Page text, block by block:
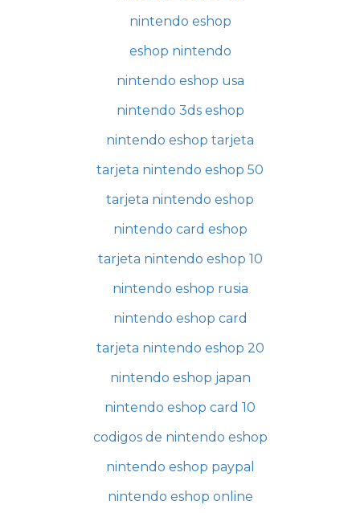
nintendo eshop
eshop nintendo
nintendo eshop usa
nintendo 3ds eshop
nintendo eshop tarjeta
tarjeta nintendo eshop 50
tarjeta nintendo eshop
nintendo card eshop
tarjeta nintendo eshop 10
nintendo eshop rusia
nintendo eshop card
tarjeta nintendo eshop 20
nintendo eshop japan
nintendo eshop card 10
codigos de nintendo eshop
nintendo eshop paypal
nintendo eshop online